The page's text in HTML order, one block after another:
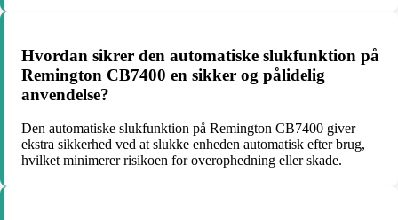
Hvordan sikrer den automatiske slukfunktion på
Remington CB7400 en sikker og pålidelig
anvendelse?
Den automatiske slukfunktion på Remington CB7400 giver
ekstra sikkerhed ved at slukke enheden automatisk efter brug,
hvilket minimerer risikoen for overophedning eller skade.